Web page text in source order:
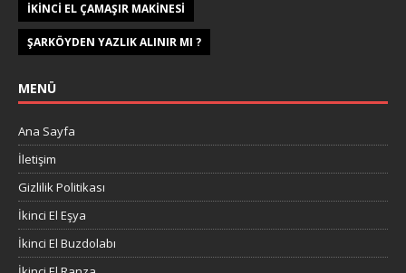
IKINCI EL ÇAMAŞIR MAKINESI
ŞARKÖYDEN YAZLIK ALINIR MI ?
MENÜ
Ana Sayfa
İletişim
Gizlilik Politikası
İkinci El Eşya
İkinci El Buzdolabı